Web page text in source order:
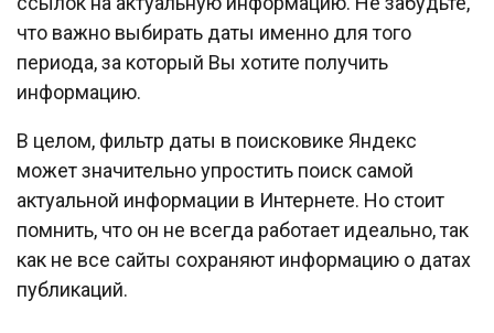
что важно выбирать даты именно для того
периода, за который Вы хотите получить
информацию.
В целом, фильтр даты в поисковике Яндекс
может значительно упростить поиск самой
актуальной информации в Интернете. Но стоит
помнить, что он не всегда работает идеально, так
как не все сайты сохраняют информацию о датах
публикаций.